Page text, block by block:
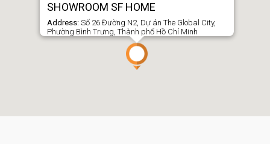
SHOWROOM SF HOME
Address: Số 26 Đường N2, Dự án The Global City,
Phường Bình Trưng, Thành phố Hồ Chí Minh